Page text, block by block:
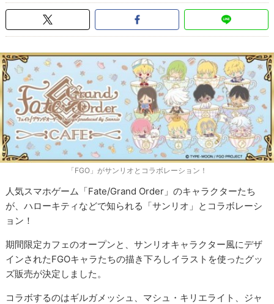
「FGO」がサンリオとコラボレーション！
人気スマホゲーム「Fate/Grand Order」のキャラクターたち
が、ハローキティなどで知られる「サンリオ」とコラボレーシ
ョン！
期間限定カフェのオープンと、サンリオキャラクター風にデザ
インされたFGOキャラたちの描き下ろしイラストを使ったグッ
ズ販売が決定しました。
コラボするのはギルガメッシュ、マシュ・キリエライト、ジャ